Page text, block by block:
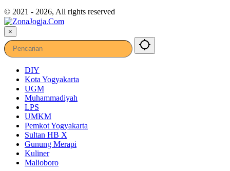
© 2021 - 2026, All rights reserved
×
DIY
Kota Yogyakarta
UGM
Muhammadiyah
LPS
UMKM
Pemkot Yogyakarta
Sultan HB X
Gunung Merapi
Kuliner
Malioboro